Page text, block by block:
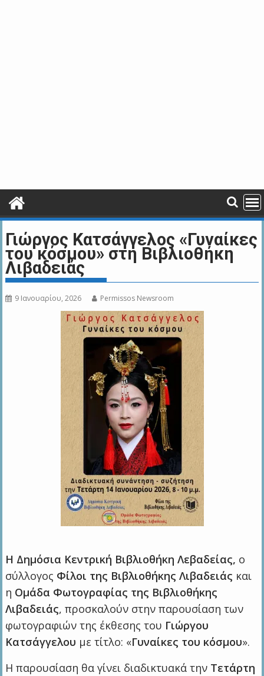
Γιώργος Κατσάγγελος «Γυναίκες
του κόσμου» στη Βιβλιοθήκη
Λιβαδειάς
9 Ιανουαρίου, 2026 Permissos Newsroom
Η Δημόσια Κεντρική Βιβλιοθήκη Λεβαδείας, ο
σύλλογος Φίλοι της Βιβλιοθήκης Λιβαδειάς και
η Ομάδα Φωτογραφίας της Βιβλιοθήκης
Λιβαδειάς, προσκαλούν στην παρουσίαση των
φωτογραφιών της έκθεσης του Γιώργου
Κατσάγγελου με τίτλο: «Γυναίκες του κόσμου».
Η παρουσίαση θα γίνει διαδικτυακά την Τετάρτη